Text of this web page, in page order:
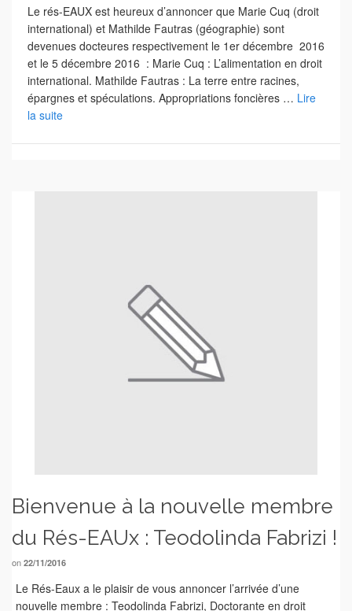
Le rés-EAUX est heureux d’annoncer que Marie Cuq (droit
international) et Mathilde Fautras (géographie) sont
devenues docteures respectivement le 1er décembre 2016
et le 5 décembre 2016 : Marie Cuq : L’alimentation en droit
international. Mathilde Fautras : La terre entre racines,
épargnes et spéculations. Appropriations foncières … Lire
la suite
Bienvenue à la nouvelle membre
du Rés-EAUx : Teodolinda Fabrizi !
on 22/11/2016
Le Rés-Eaux a le plaisir de vous annoncer l’arrivée d’une
nouvelle membre : Teodolinda Fabrizi, Doctorante en droit